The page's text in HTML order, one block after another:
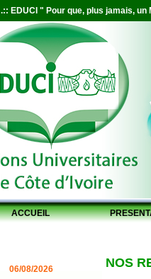
.:: EDUCI " Pour que, plus jamais,
ACCUEIL
06/08/2026 NOS